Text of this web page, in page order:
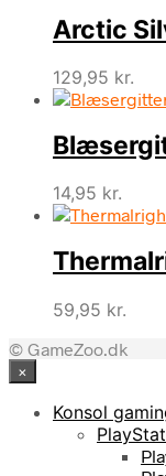
Arctic
129,95 kr.
14,95 kr.
59,95 kr.
© GameZoo.dk
×
Konsol